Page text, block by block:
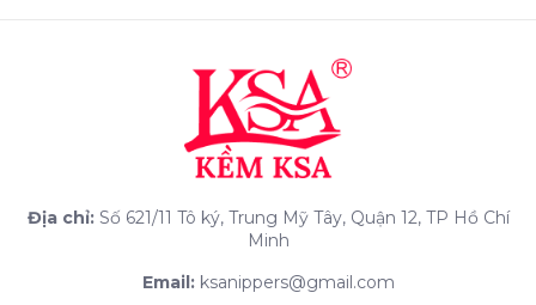
Địa chỉ:Số 621/11 Tô ký, Trung Mỹ Tây, Quận 12, TP Hồ Chí
Minh
Email:ksanippers@gmail.com